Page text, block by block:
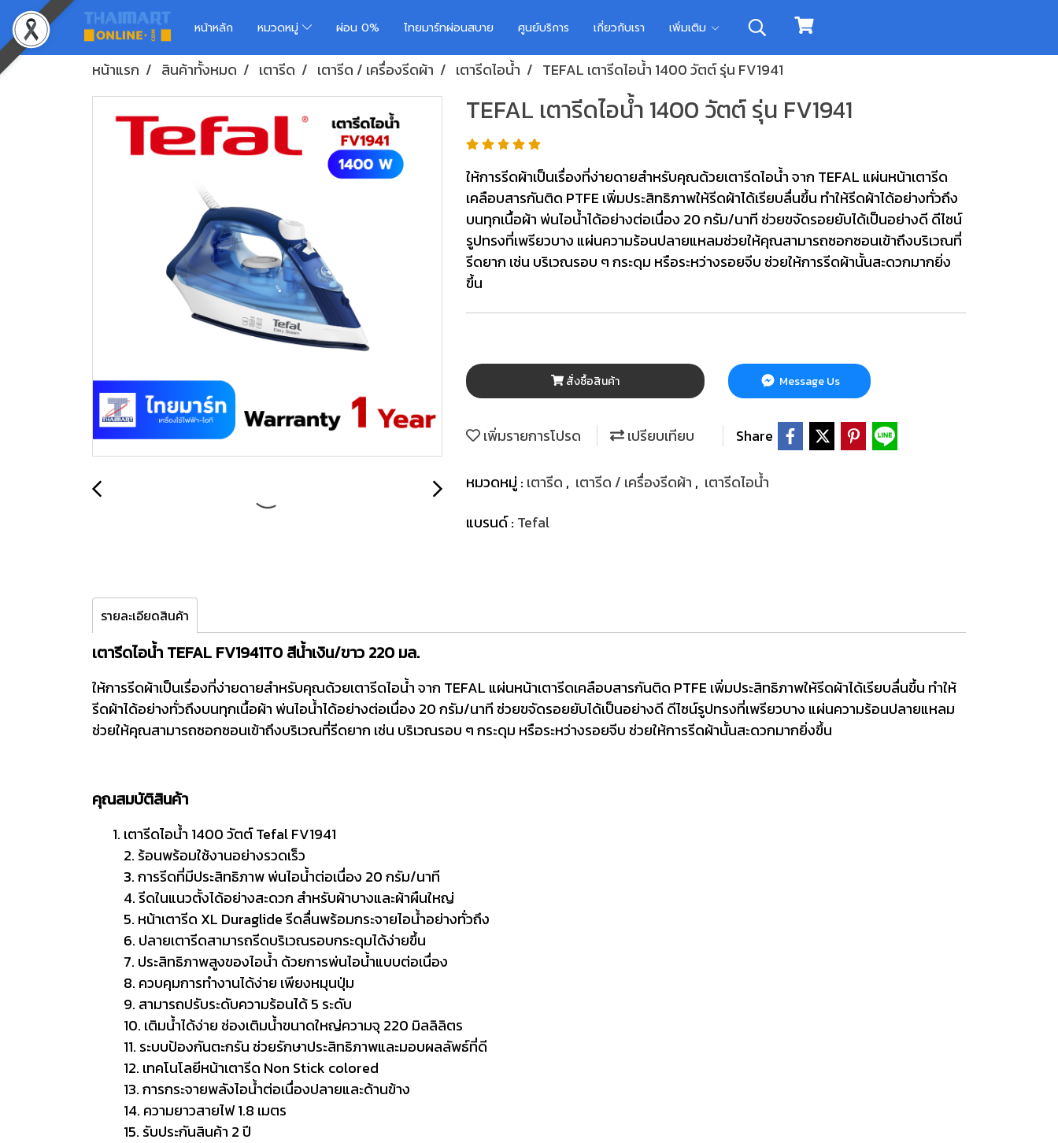
หน้าหลัก หมวดหมู่ ผ่อน 0% ไทยมาร์ทผ่อนสบาย ศูนย์บริการ เกี่ยวกับเรา เพิ่มเติม
หน้าแรก สินค้าทั้งหมด เตารีด เตารีด / เครื่องรีดผ้า เตารีดไอน้ำ TEFAL เตารีดไอน้ำ 1400 วัตต์ รุ่น FV1941
TEFAL เตารีดไอน้ำ 1400 วัตต์ รุ่น FV1941
ให้การรีดผ้าเป็นเรื่องที่ง่ายดายสำหรับคุณด้วยเตารีดไอน้ำ จาก TEFAL แผ่นหน้าเตารีด
เคลือบสารกันติด PTFE เพิ่มประสิทธิภาพให้รีดผ้าได้เรียบลื่นขึ้น ทำให้รีดผ้าได้อย่างทั่วถึง
บนทุกเนื้อผ้า พ่นไอน้ำได้อย่างต่อเนื่อง 20 กรัม/นาที ช่วยขจัดรอยยับได้เป็นอย่างดี ดีไซน์
รูปทรงที่เพรียวบาง แผ่นความร้อนปลายแหลมช่วยให้คุณสามารถซอกซอนเข้าถึงบริเวณที่
รีดยาก เช่น บริเวณรอบ ๆ กระดุม หรือระหว่างรอยจีบ ช่วยให้การรีดผ้านั้นสะดวกมากยิ่ง
ขึ้น
สั่งซื้อสินค้า Message Us
เพิ่มรายการโปรด เปรียบเทียบ Share
หมวดหมู่ : เตารีด , เตารีด / เครื่องรีดผ้า , เตารีดไอน้ำ
แบรนด์ : Tefal
รายละเอียดสินค้า
เตารีดไอน้ำ TEFAL FV1941T0 สีน้ำเงิน/ขาว 220 มล.
ให้การรีดผ้าเป็นเรื่องที่ง่ายดายสำหรับคุณด้วยเตารีดไอน้ำ จาก TEFAL แผ่นหน้าเตารีดเคลือบสารกันติด PTFE เพิ่มประสิทธิภาพให้รีดผ้าได้เรียบลื่นขึ้น ทำให้
รีดผ้าได้อย่างทั่วถึงบนทุกเนื้อผ้า พ่นไอน้ำได้อย่างต่อเนื่อง 20 กรัม/นาที ช่วยขจัดรอยยับได้เป็นอย่างดี ดีไซน์รูปทรงที่เพรียวบาง แผ่นความร้อนปลายแหลม
ช่วยให้คุณสามารถซอกซอนเข้าถึงบริเวณที่รีดยาก เช่น บริเวณรอบ ๆ กระดุม หรือระหว่างรอยจีบ ช่วยให้การรีดผ้านั้นสะดวกมากยิ่งขึ้น
คุณสมบัติสินค้า
เตารีดไอน้ำ 1400 วัตต์ Tefal FV1941
2. ร้อนพร้อมใช้งานอย่างรวดเร็ว
3. การรีดที่มีประสิทธิภาพ พ่นไอน้ำต่อเนื่อง 20 กรัม/นาที
4. รีดในแนวตั้งได้อย่างสะดวก สำหรับผ้าบางและผ้าผืนใหญ่
5. หน้าเตารีด XL Duraglide รีดลื่นพร้อมกระจายไอน้ำอย่างทั่วถึง
6. ปลายเตารีดสามารถรีดบริเวณรอบกระดุมได้ง่ายขึ้น
7. ประสิทธิภาพสูงของไอน้ำ ด้วยการพ่นไอน้ำแบบต่อเนื่อง
8. ควบคุมการทำงานได้ง่าย เพียงหมุนปุ่ม
9. สามารถปรับระดับความร้อนได้ 5 ระดับ
10. เติมน้ำได้ง่าย ช่องเติมน้ำขนาดใหญ่ความจุ 220 มิลลิลิตร
11. ระบบป้องกันตะกรัน ช่วยรักษาประสิทธิภาพและมอบผลลัพธ์ที่ดี
12. เทคโนโลยีหน้าเตารีด Non Stick colored
13. การกระจายพลังไอน้ำต่อเนื่องปลายและด้านข้าง
14. ความยาวสายไฟ 1.8 เมตร
15. รับประกันสินค้า 2 ปี